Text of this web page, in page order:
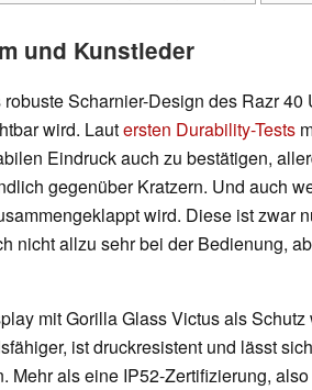
und Kunstleder
Scharnier-Design des Razr 40
wird. Lautersten Durability-Tests
Eindruck auch zu bestätigen,
gegenüber Kratzern. Und auch
wird. Diese ist zwar
nicht allzu sehr bei der Bedienung,
mit Gorilla Glass Victus als
ist druckresistent und lässt
Mehr als eine IP52-Zertifizierung,